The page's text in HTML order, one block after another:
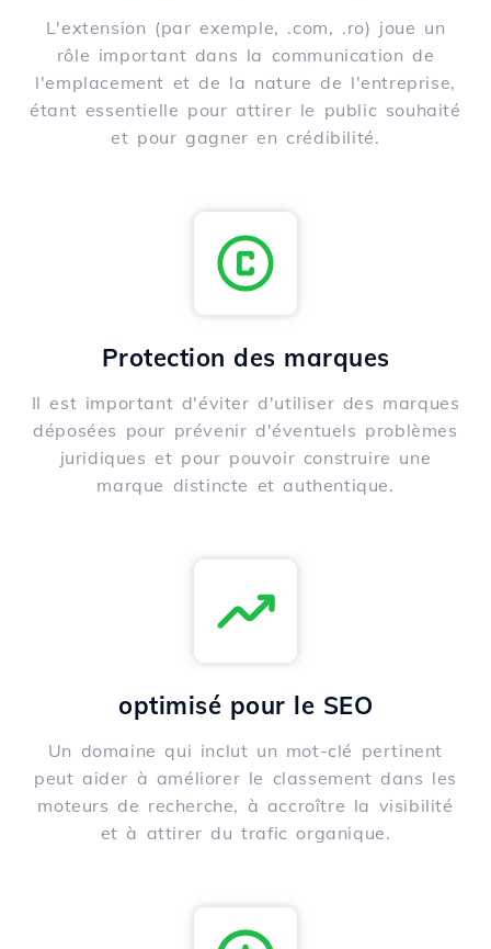
L'extension (par exemple, .com, .ro) joue un
rôle important dans la communication de
l'emplacement et de la nature de l'entreprise,
étant essentielle pour attirer le public souhaité
et pour gagner en crédibilité.
Protection des marques
Il est important d'éviter d'utiliser des marques
déposées pour prévenir d'éventuels problèmes
juridiques et pour pouvoir construire une
marque distincte et authentique.
optimisé pour le SEO
Un domaine qui inclut un mot-clé pertinent
peut aider à améliorer le classement dans les
moteurs de recherche, à accroître la visibilité
et à attirer du trafic organique.